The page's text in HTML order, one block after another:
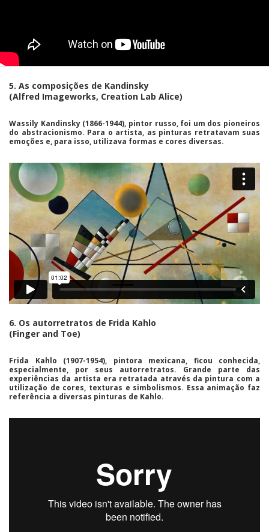
5. As composições de Kandinsky
(Alfred Imageworks, Creation Lab Alice)
Wassily Kandinsky(1866-1944), pintor russo, foi um dos pioneiros
do abstracionismo. Para o artista, as pinturas retratavam suas
emoções e, para isso, utilizava formas e cores diversas.
6. Os autorretratos de Frida Kahlo
(Finger and Toe)
Frida Kahlo (1907-1954), pintora mexicana, ficou conhecida,
especialmente, por seus autorretratos. Grande parte das
experiências da artista era retratada através da pintura com a
utilização de cores, texturas e simbolismos. Essa animação faz
referência a diversas pinturas de Kahlo.